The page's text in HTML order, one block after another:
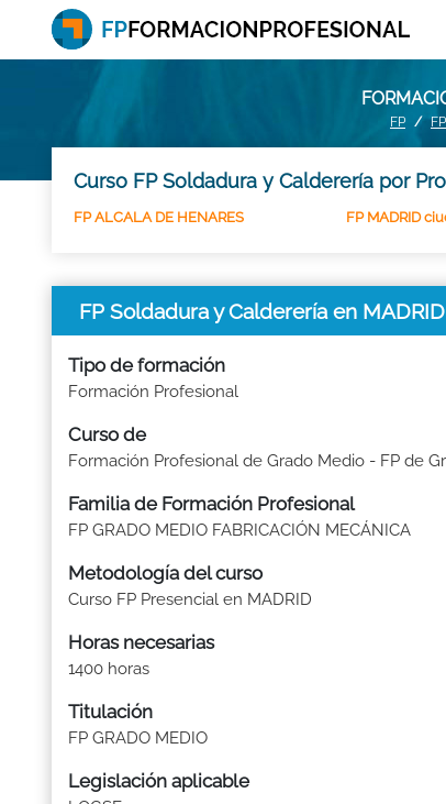
FP
Curso FP Soldadura y Calderería por
FP ALCALA DE HENARES FP MADRID
FP Soldadura y Calderería en MADRID
Tipo de formación
Formación Profesional
Curso de
Formación Profesional de Grado Medio - FP de
Familia de Formación Profesional
FP GRADO MEDIO FABRICACIÓN MECÁNICA
Metodología del curso
Curso FP Presencial en MADRID
Horas necesarias
1400 horas
Titulación
FP GRADO MEDIO
Legislación aplicable